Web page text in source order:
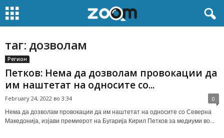
таг: дозволам
Регион
Петков: Нема да дозволам провокации да
им наштетат на односите со...
February 24, 2022 во 3:34 0
Нема да дозволам провокации да им наштетат на односите со Северна
Македонија, изјави премиерот на Бугарија Кирил Петков за медиуми во...